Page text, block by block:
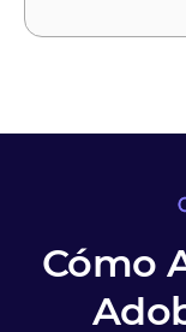
Cómo